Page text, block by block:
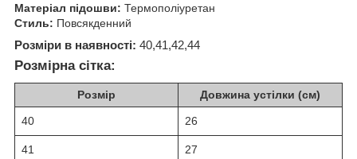
Матеріал підошви: Термополіуретан
Стиль: Повсякденний
Розміри в наявності: 40,41,42,44
Розмірна сітка:
Розмір Довжина устілки (см)
40 26
41 27